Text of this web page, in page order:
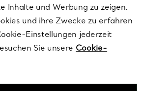
Inhalte und Werbung zu zeigen.
und ihre Zwecke zu erfahren
Einstellungen jederzeit
Sie unsere Cookie-